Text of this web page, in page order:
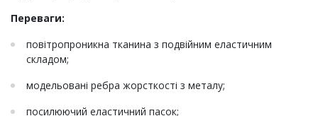
Переваги:
повітропроникна тканина з подвійним еластичним
складом;
модельовані ребра жорсткості з металу;
посилюючий еластичний пасок;